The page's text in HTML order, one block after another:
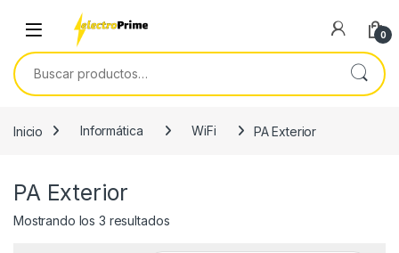
Skip to navigation
Skip to content
0
Buscar por:
Inicio Informática WiFi PA Exterior
PA Exterior
Mostrando los 3 resultadosOrdenado por popularidad